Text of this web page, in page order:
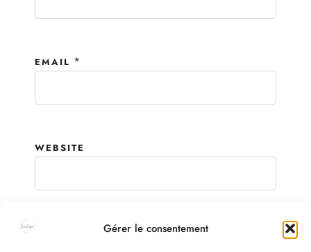
Gérer le consentement© Copyright
EMAIL *
WEBSITE
Enregistrer mon nom, mon e-mail et mon site dans